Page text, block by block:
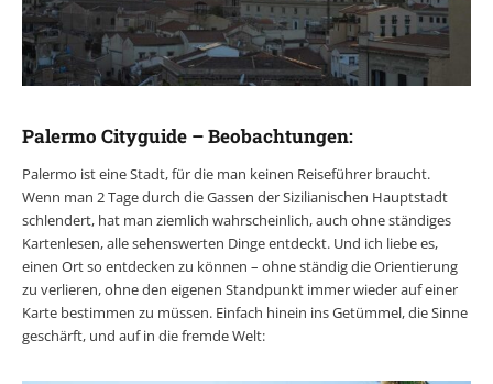
Palermo Cityguide – Beobachtungen:
Palermo ist eine Stadt, für die man keinen Reiseführer braucht.
Wenn man 2 Tage durch die Gassen der Sizilianischen Hauptstadt
schlendert, hat man ziemlich wahrscheinlich, auch ohne ständiges
Kartenlesen, alle sehenswerten Dinge entdeckt. Und ich liebe es,
einen Ort so entdecken zu können – ohne ständig die Orientierung
zu verlieren, ohne den eigenen Standpunkt immer wieder auf einer
Karte bestimmen zu müssen. Einfach hinein ins Getümmel, die Sinne
geschärft, und auf in die fremde Welt: